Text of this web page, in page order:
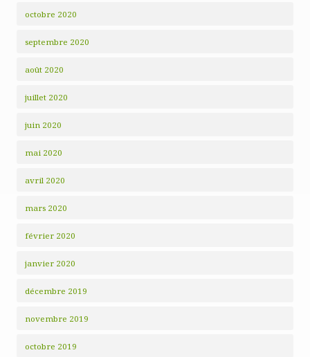
octobre 2020
septembre 2020
août 2020
juillet 2020
juin 2020
mai 2020
avril 2020
mars 2020
février 2020
janvier 2020
décembre 2019
novembre 2019
octobre 2019